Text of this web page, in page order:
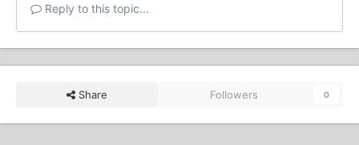
Reply to this topic...
Share Followers 0